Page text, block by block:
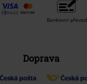
Bankovní převod
Doprava